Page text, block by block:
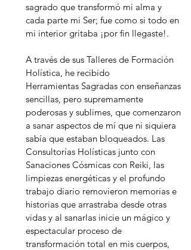
sagrado que transformó mi alma y
cada parte mi Ser; fue como si todo en
mi interior gritaba ¡por fin llegaste!.
A través de sus Talleres de Formación
Holística, he recibido
Herramientas Sagradas con enseñanzas
sencillas, pero supremamente
poderosas y sublimes, que comenzaron
a sanar aspectos de mí que ni siquiera
sabía que estaban bloqueados. Las
Consultorías Holísticas junto con
Sanaciones Cósmicas con Reiki, las
limpiezas energéticas y el profundo
trabajo diario removieron memorias e
historias que arrastraba desde otras
vidas y al sanarlas inicie un mágico y
espectacular proceso de
transformación total en mis cuerpos,